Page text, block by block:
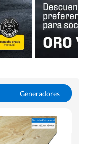
Generadores
Sierras Circulares